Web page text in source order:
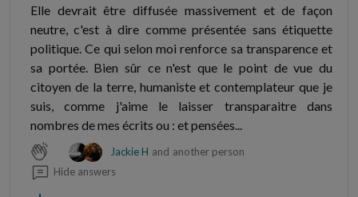
Elle devrait être diffusée massivement et de façon
neutre, c'est à dire comme présentée sans étiquette
politique. Ce qui selon moi renforce sa transparence et
sa portée. Bien sûr ce n'est que le point de vue du
citoyen de la terre, humaniste et contemplateur que je
suis, comme j'aime le laisser transparaitre dans
nombres de mes écrits ou : et pensées...
Jackie H and another person
Hide answers